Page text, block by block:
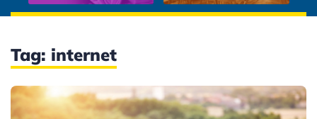
Tag: internet